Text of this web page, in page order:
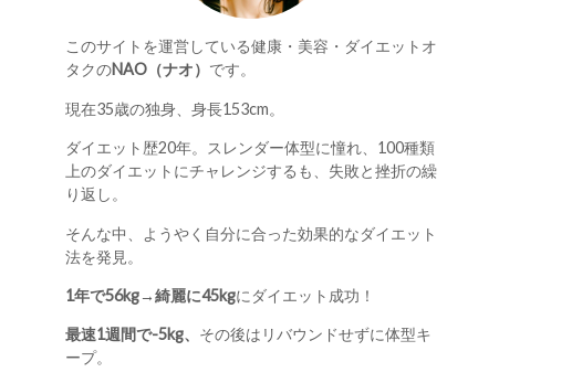
このサイトを運営している健康・美容・ダイエットオ
タクのNAO（ナオ） です。
現在35歳の独身、身長153cm。
ダイエット歴20年。スレンダー体型に憧れ、100種類
上のダイエットにチャレンジするも、失敗と挫折の繰
り返し。
そんな中、ようやく自分に合った効果的なダイエット
法を発見。
1年で56kg→綺麗に45kgにダイエット成功！
最速1週間で-5kg、 その後はリバウンドせずに体型キ
ープ。